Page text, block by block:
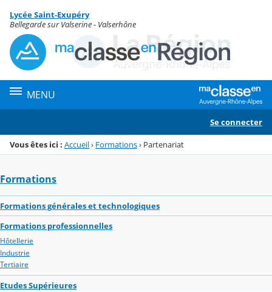
Menu de la rubrique
Contenu
Lycée Saint-Exupéry
Bellegarde sur Valserine - Valserhône
MENU
Se connecter
Vous êtes ici : Accueil› Formations› Partenariat
Formations
Formations générales et technologiques
Formations professionnelles
Hôtellerie
Industrie
Tertiaire
Etudes Supérieures